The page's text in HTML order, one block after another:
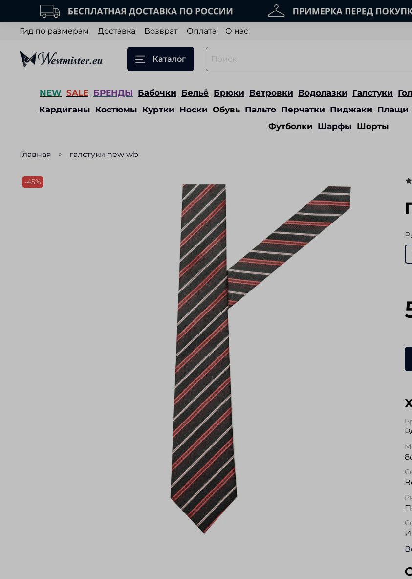
Гид по размерам Доставка Возврат Оплата О нас
Каталог
NEW SALE БРЕНДЫ Бабочки Бельё Брюки Ветровки Водолазки Галстуки
Кардиганы Костюмы Куртки Носки Обувь Пальто Перчатки Пиджаки Плащи
Футболки Шарфы Шорты
Главная галстуки new wb
-45%